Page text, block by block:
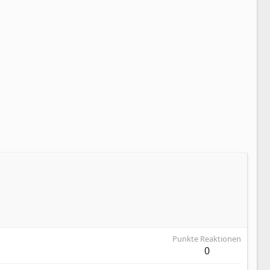
Punkte Reaktionen
0